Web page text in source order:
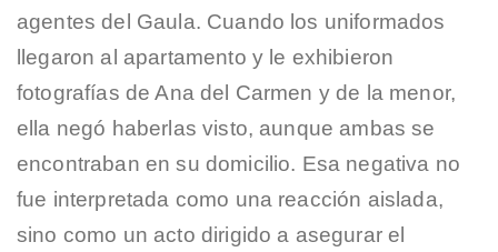
agentes del Gaula. Cuando los uniformados
llegaron al apartamento y le exhibieron
fotografías de Ana del Carmen y de la menor,
ella negó haberlas visto, aunque ambas se
encontraban en su domicilio. Esa negativa no
fue interpretada como una reacción aislada,
sino como un acto dirigido a asegurar el